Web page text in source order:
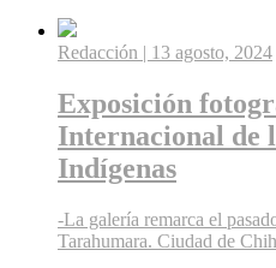
Redacción | 13 agosto, 2024
Exposición
Internacional de
Indígenas
-La galería remarca el
Tarahumara. Ciudad de